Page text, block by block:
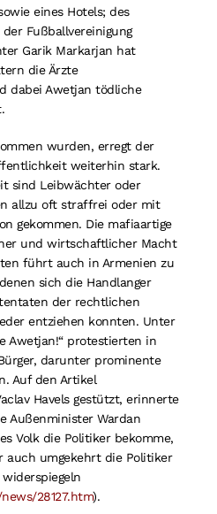
eines Hotels; des
Fußballvereinigung
Garik Markarjan hat
die Ärzte
dabei Awetjan tödliche
wurden, erregt der
weiterhin stark.
sind Leibwächter oder
allzu oft straffrei oder mit
gekommen. Die mafiaartige
und wirtschaftlicher Macht
führt auch in Armenien zu
sich die Handlanger
der rechtlichen
entziehen konnten. Unter
Awetjan!“ protestierten in
darunter prominente
Auf den Artikel
Havels gestützt, erinnerte
Außenminister Wardan
Volk die Politiker bekomme,
auch umgekehrt die Politiker
28127.htm).